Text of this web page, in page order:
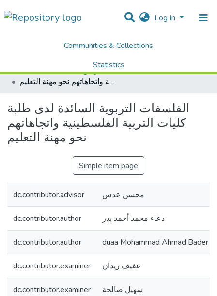
Log In
Communities & Collections
Statistics
All of DSpace
Dissertations & Theses الرسائل الجامعية
Teaching Methods أساليب التدريس
الفلسفات التربوية السائدة لدى طلبة كليات التربية الفلسطينية واتجاهاتهم نحو مهنة التعليم
الفلسفات التربوية السائدة لدى طلبة
كليات التربية الفلسطينية واتجاهاتهم
نحو مهنة التعليم
Simple item page
dc.contributor.advisor محسن عدس
dc.contributor.author دعاء محمد أحمد بدر
dc.contributor.author duaa Mohammad Ahmad Bader
dc.contributor.examiner عفيف زيدان
dc.contributor.examiner سهيل صالحة